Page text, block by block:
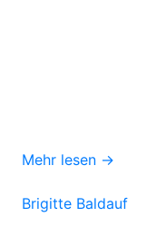
Mehr lesen →
Brigitte Baldauf